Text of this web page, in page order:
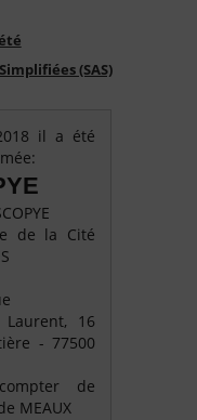
(SAS)
il a été
de la Cité
16
- 77500
de
MEAUX